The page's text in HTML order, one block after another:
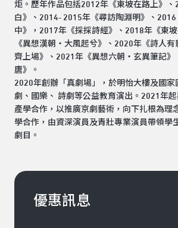
炬。歷年作品包括2012年《東坡在路上》、
白》、2014- 2015年《尋訪陶淵明》、
中》，2017年《採採詩經》、2018年《東
《異想漢朝・大風起兮》、2020年《詩人
齊上場》、2021年《異想六朝・玄異筆記》
唐》。
2020年創辦「真劇場」，於明怡大樓及國家
劇、國樂、 詩劇等公益教育演出。2021年
產學合作，以推廣京劇藝術，向下扎根為理
學合作，由資深演員及青壯專業演員帶領學
劇目。
優惠訊息